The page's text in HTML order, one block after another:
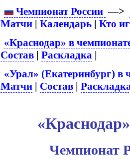
Чемпионат России —>
Матчи |Календарь |Кто
«Краснодар» в
Состав |Раскладка |
«Урал» (Екатеринбург) в
Матчи | Состав |
Чемпионат